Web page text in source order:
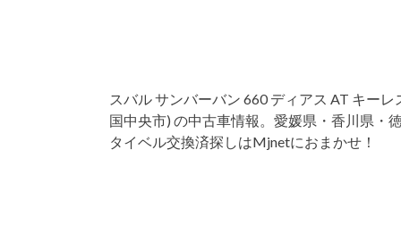
スバル サンバーバン 660 ディアス AT キー
国中央市) の中古車情報。愛媛県・香川県・
タイベル交換済探しはMjnetにおまかせ！